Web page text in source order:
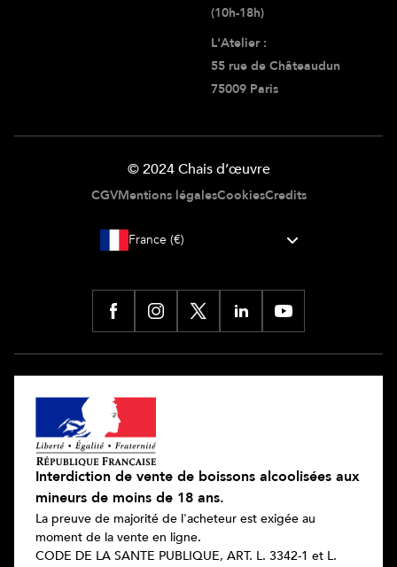
(10h-18h)
L'Atelier :
55 rue de Châteaudun
75009 Paris
© 2024 Chais d’œuvre
CGVMentions légalesCookiesCredits
France (€)
Interdiction de vente de boissons alcoolisées aux
mineurs de moins de 18 ans.
La preuve de majorité de l'acheteur est exigée au
moment de la vente en ligne.
CODE DE LA SANTE PUBLIQUE, ART. L. 3342-1 et L.